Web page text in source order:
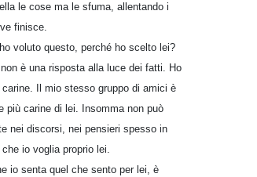
le cose ma le sfuma, allentando i
finisce.
voluto questo, perché ho scelto lei?
è una risposta alla luce dei fatti. Ho
Il mio stesso gruppo di amici è
più carine di lei. Insomma non può
nei discorsi, nei pensieri spesso in
io voglia proprio lei.
io senta quel che sento per lei, è